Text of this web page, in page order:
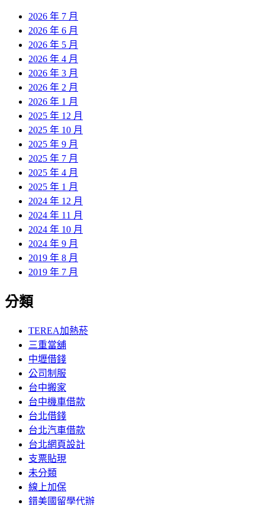
2026 年 7 月
2026 年 6 月
2026 年 5 月
2026 年 4 月
2026 年 3 月
2026 年 2 月
2026 年 1 月
2025 年 12 月
2025 年 10 月
2025 年 9 月
2025 年 7 月
2025 年 4 月
2025 年 1 月
2024 年 12 月
2024 年 11 月
2024 年 10 月
2024 年 9 月
2019 年 8 月
2019 年 7 月
分類
TEREA加熱菸
三重當舖
中壢借錢
公司制服
台中搬家
台中機車借款
台北借錢
台北汽車借款
台北網頁設計
支票貼現
未分類
線上加保
錯美國留學代辦